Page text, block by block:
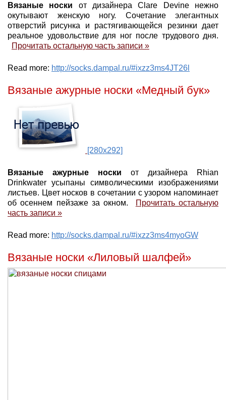
Вязаные носки от дизайнера Clare Devine нежно
окутывают женскую ногу. Сочетание элегантных
отверстий рисунка и растягивающейся резинки дает
реальное удовольствие для ног после трудового дня.
Прочитать остальную часть записи »
Read more: http://socks.dampal.ru/#ixzz3ms4JT26l
Вязаные ажурные носки «Медный бук»
[280x292]
Вязаные ажурные носки от дизайнера Rhian
Drinkwater усыпаны символическими изображениями
листьев. Цвет носков в сочетании с узором напоминает
об осеннем пейзаже за окном.
Прочитать остальную
часть записи »
Read more: http://socks.dampal.ru/#ixzz3ms4myoGW
Вязаные носки «Лиловый шалфей»